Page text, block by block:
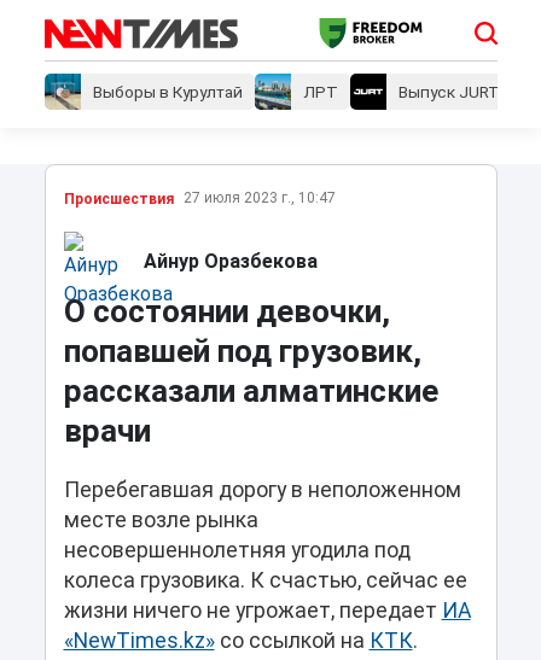
Выборы в Курултай ЛРТ Выпуск JURT
Проиcшествия 27 июля 2023 г., 10:47
Айнур Оразбекова
О состоянии девочки,
попавшей под грузовик,
рассказали алматинские
врачи
Перебегавшая дорогу в неположенном
месте возле рынка
несовершеннолетняя угодила под
колеса грузовика. К счастью, сейчас ее
жизни ничего не угрожает, передает ИА
«NewTimes.kz»со ссылкой на КТК.